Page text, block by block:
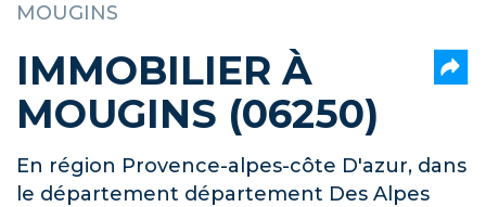
MOUGINS
IMMOBILIER À
MOUGINS (06250)
En région Provence-alpes-côte D'azur, dans
le département département Des Alpes